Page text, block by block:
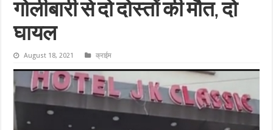
गोलीबारी से दो दोस्तों की मौत, दो
घायल
August 18, 2021 क्राईम